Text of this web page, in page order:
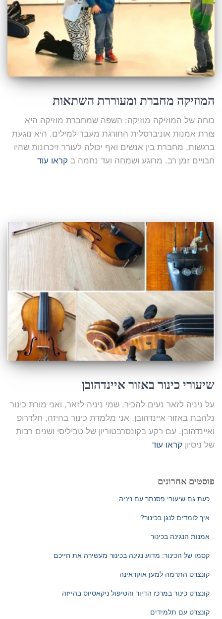
המוזיקה מחברת ומעוררת השתאות
כוחה של המוזיקה מוזיקה: השפה שמחברת מוזיקה היא
צורת אמנות אוניברסלית החורגת מעבר למילים. היא נוגעת
ברגשות, מחברת בין אנשים ואף יכולה לעורר זיכרונות שהיו
חבויים זמן רב. מרוגע ושמחה ועד נחמה ב קראו עוד
שיעורי כינור באזור איינדהובן
על ניניה לזאר נעים להכיר. שמי ניניה לזאר, ואני מורת כינור
נלהבת באזור איינדהובן. אני מלמדת כינור בהיזה, חלדרופ
ואיינדהובן. עם רקע בקונסרבטוריון של טביליסי ושנים רבות
של ניסיון קראו עוד
פוסטים אחרונים
כעת גם שיעורי פסנתר עם ניניה
איך לומדים לנגן בכינור?
אמנות הנגינה בכינור
קסמו של הכינור: מדוע נגינה בכינור מעשירה את חייכם
קונצרט התרמה למען אוקראינה
קונצרט כינור במרכז הדיור והטיפול ניקאסיוס בהייזה
קונצרט עם תלמידים